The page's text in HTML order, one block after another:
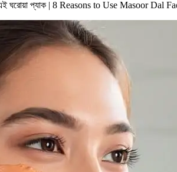
এই ঘরোয়া প্যাক | 8 Reasons to Use Masoor